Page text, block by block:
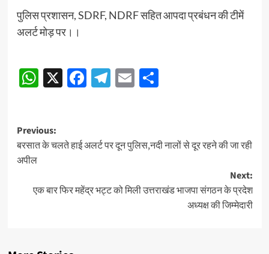
पुलिस प्रशासन, SDRF, NDRF सहित आपदा प्रबंधन की टीमें
अलर्ट मोड़ पर।।
Continue
Reading
WhatsApp
X Facebook
Telegram
EmailShare
Post
navigation
Previous:
बरसात के चलते हाई अलर्ट पर दून पुलिस,नदी नालों से दूर रहने की जा रही
अपील
Next:
एक बार फिर महेंद्र भट्ट को मिली उत्तराखंड भाजपा संगठन के प्रदेश
अध्यक्ष की जिम्मेदारी